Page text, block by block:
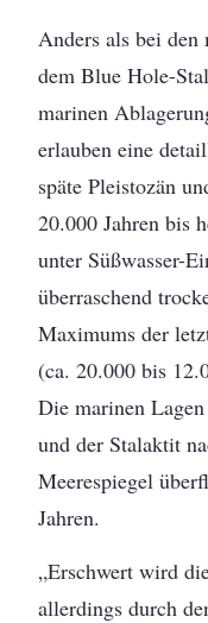
Anders als bei den
dem Blue Hole-
marinen
erlauben eine
späte Pleistozän
20.000 Jahren bis
unter Süßwasser-
überraschend
Maximums der
(ca. 20.000 bis
Die marinen
und der Stalaktit
Meerespiegel
Jahren.
„Erschwert wird
allerdings durch